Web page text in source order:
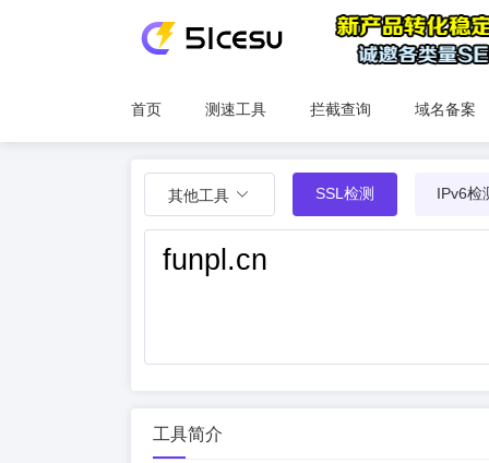
首页 测速工具 拦截查询 域名备案
其他工具 SSL检测 IPv6检
工具简介